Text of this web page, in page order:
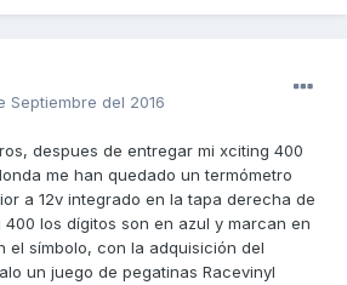
Septiembre del 2016
despues de entregar mi xciting 400
me han quedado un termómetro
a 12v integrado en la tapa derecha de
los dígitos son en azul y marcan en
el símbolo, con la adquisición del
un juego de pegatinas Racevinyl